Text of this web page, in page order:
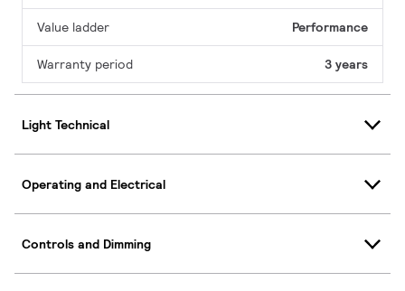
Value ladder Performance
Warranty period 3 years
Light Technical
Operating and Electrical
Controls and Dimming